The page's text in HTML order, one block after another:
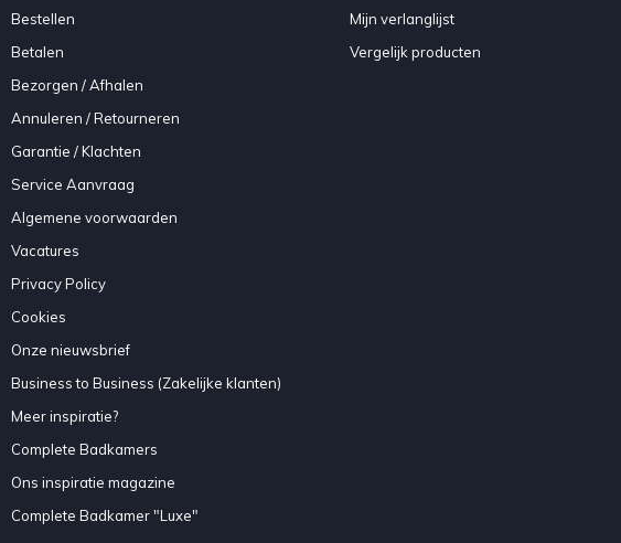
Bestellen
Betalen
Bezorgen / Afhalen
Annuleren / Retourneren
Garantie / Klachten
Service Aanvraag
Algemene voorwaarden
Vacatures
Privacy Policy
Cookies
Onze nieuwsbrief
Business to Business (Zakelijke klanten)
Meer inspiratie?
Complete Badkamers
Ons inspiratie magazine
Complete Badkamer "Luxe"
Mijn verlanglijst
Vergelijk producten